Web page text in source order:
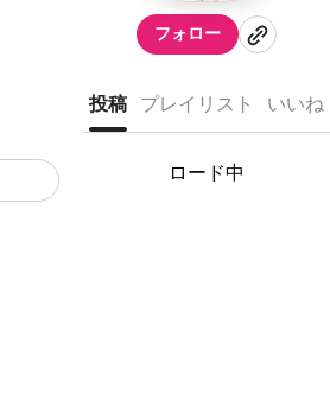
フォロー
投稿 プレイリスト いいね
ロード中